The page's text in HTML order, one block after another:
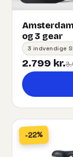
og 3 gear
3 indvendige
2.799 kr.
-22%